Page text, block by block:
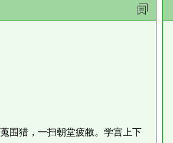
围猎，一扫朝堂疲敝。学宫上下